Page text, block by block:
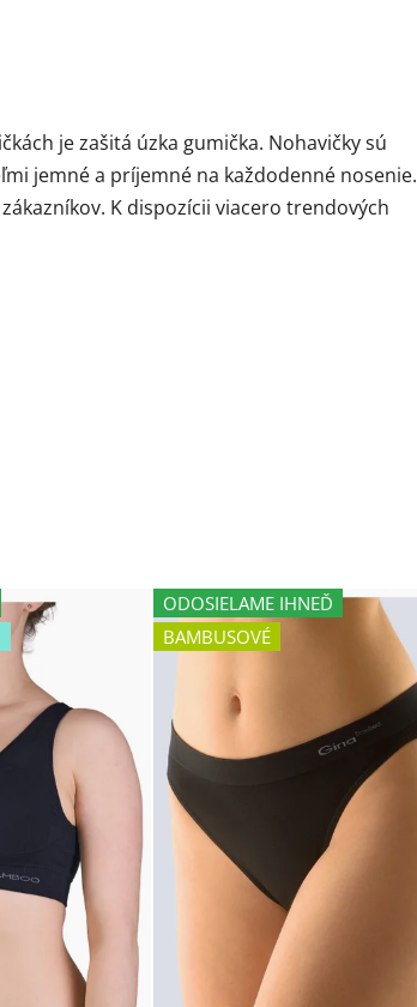
je zašitá úzka gumička. Nohavičky sú
jemné a príjemné na každodenné nosenie.
K dispozícii viacero trendových
ODOSIELAME IHNEĎ
BAMBUSOVÉ